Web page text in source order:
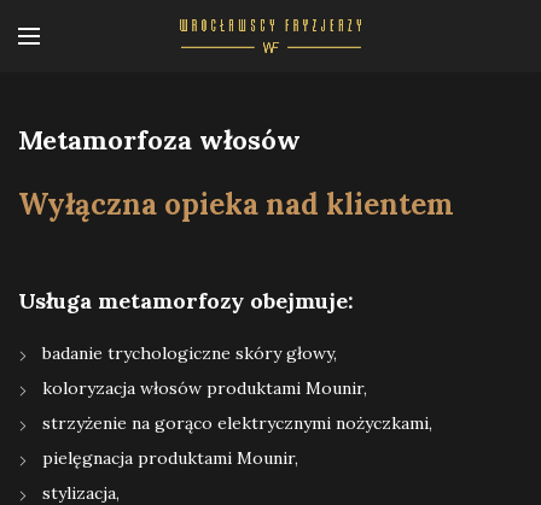
Metamorfoza włosów
Wyłączna opieka nad klientem
Usługa metamorfozy obejmuje:
badanie trychologiczne skóry głowy,
koloryzacja włosów produktami Mounir,
strzyżenie na gorąco elektrycznymi nożyczkami,
pielęgnacja produktami Mounir,
stylizacja,